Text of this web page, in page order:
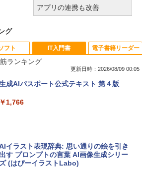
アプリの連携も改善
グ
2026 MacBook Neo A18 Proチッ
e Intelligenceのために設計、Liquid Ret
￥137,800
フト
ギフトカード - 800 Robux 【限
インゲームコード】 ロブロックス | オン
Robloxギフトカード - 1000 Robux 【限
定バーチャルアイテムを含む】 【オンラ
IT入門書
ランキング
更新日時：2026/08/09 00:05
成AIパスポート公式テキスト 第４版
￥1,766
イラスト表現辞典: 思い通りの絵を引き
出す プロンプトの言葉 AI画像生成シリー
ズ (はぴーイラストLabo)
電子書籍リーダー